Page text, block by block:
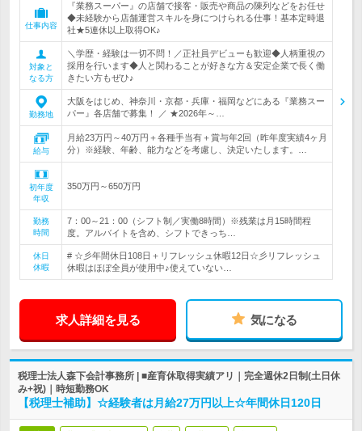
仕事内容
『業務スーパー』の店舗で接客・販売や商品の陳列などをお任せ
◆未経験から店舗運営スキルを身につけられる仕事！基本定時退
社★5連休以上取得OK♪
対象と
なる方
＼学歴・経験は一切不問！／正社員デビューも歓迎◆人柄重視の
採用を行います◆人と関わることが好きな方＆安定企業で長く働
きたい方もぜひ♪
勤務地
大阪をはじめ、神奈川・京都・兵庫・福岡などにある『業務スー
パー』各店舗で募集！ ／ ★2026年～…
給与
月給23万円～40万円＋各種手当有＋賞与年2回（昨年度実績4ヶ月
分）※経験、年齢、能力などを考慮し、決定いたします。…
初年度
年収
350万円～650万円
勤務
時間
7：00～21：00（シフト制／実働8時間）※残業は月15時間程
度。アルバイトを含め、シフトできっち…
休日
休暇
# ☆彡年間休日108日＋リフレッシュ休暇12日☆彡リフレッシュ
休暇はほぼ全員が使用中♪使えていない…
求人詳細を見る 気になる
税理士法人森下会計事務所 | ■産育休取得実績アリ｜完全週休2日制(土日休
み+祝)｜時短勤務OK
【税理士補助】☆経験者は月給27万円以上☆年間休日120日